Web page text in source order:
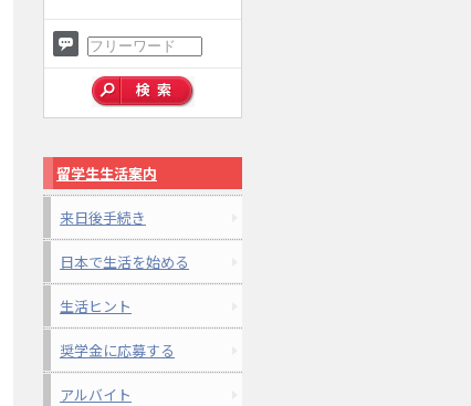
留学生生活案内
来日後手続き
日本で生活を始める
生活ヒント
奨学金に応募する
アルバイト